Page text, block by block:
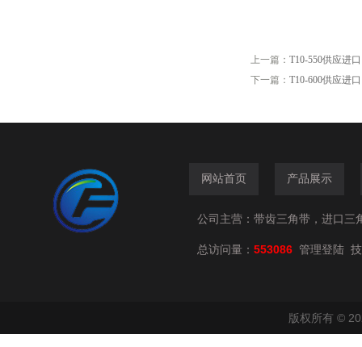
上一篇： T10-550供应进
下一篇： T10-600供应进
网站首页 产品展示
公司主营：带齿三角带，进口三
总访问量： 553086 管理登陆
版权所有 ©